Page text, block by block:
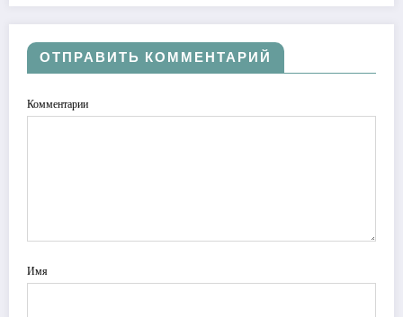
ОТПРАВИТЬ КОММЕНТАРИЙ
Комментарии
Имя